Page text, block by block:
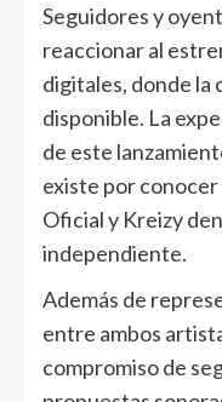
Seguidores y
reaccionar al
digitales, donde la
disponible. La
de este
existe por conocer
Oficial y Kreizy
independiente.
Además de
entre ambos
compromiso de